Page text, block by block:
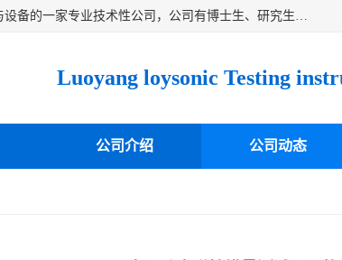
洛阳卓声仪器有限公司是一家致力于研究各种固体材料弹性模量测试方法与设备的一家专业技术性公司，公司有博士生、研究生等相关人员专业从事该技术的研发开拓，目前已开发成功出常温动态弹性模量仪、高温动态弹性模量仪，可测试不同材料、不同形状的弹性模量，测试技术达国内成员之一水平，国际先进水平，望有识之士能共同合作，为材料的生产、研发提供必要的技术支持。
公司介绍 公司动态